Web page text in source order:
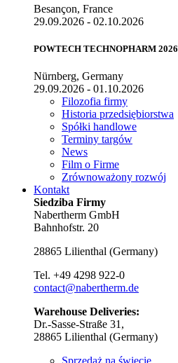
Besançon, France
29.09.2026 - 02.10.2026
POWTECH TECHNOPHARM 2026
Nürnberg, Germany
29.09.2026 - 01.10.2026
Filozofia firmy
Historia przedsiębiorstwa
Spółki handlowe
Terminy targów
News
Film o Firme
Zrównoważony rozwój
Kontakt
Siedziba Firmy
Nabertherm GmbH
Bahnhofstr. 20
28865 Lilienthal (Germany)
Tel. +49 4298 922-0
contact@nabertherm.de
Warehouse Deliveries:
Dr.-Sasse-Straße 31,
28865 Lilienthal (Germany)
Sprzedaż na świecie